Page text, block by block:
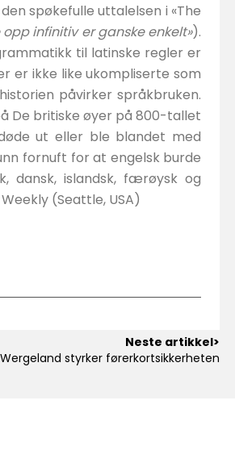
spøkefulle uttalelsen i «The
opp infinitiv er ganske enkelt»).
til latinske regler er
er ikke like ukompliserte som
påvirker språkbruken.
De britiske øyer på 800-tallet
ut eller ble blandet med
fornuft for at engelsk burde
dansk, islandsk, færøysk og
(Seattle, USA)
Neste artikkel>
styrker førerkortsikkerheten